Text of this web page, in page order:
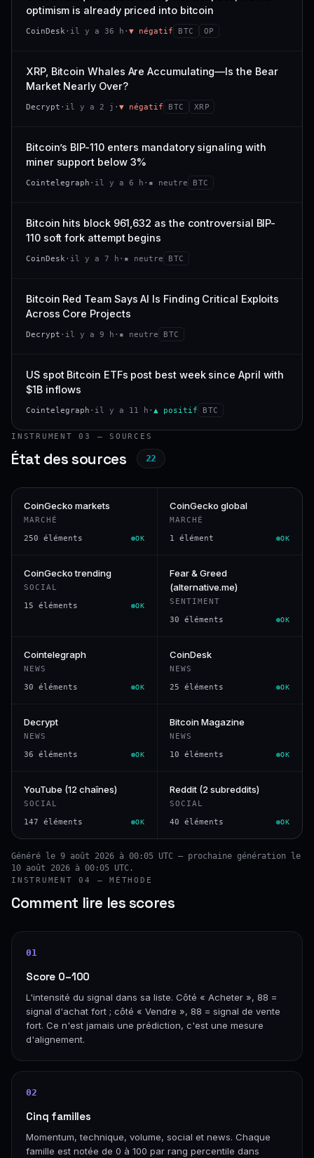
CONFIANCE
VAR. 7 J VAR. 30 J
CONFIANCE
momentum 24 h dégradé (+0,0 %), volume 24 h atone
(0,9 % de sa capitalisation échangés).
538 M$ 4,7 M$
−2,9 % −1,9 %
−50,0 % #93
CONFIANCE
optimism is already priced into bitcoin
CoinDesk · il y a 36 h · ▼ négatif BTC OP
XRP, Bitcoin Whales Are Accumulating—Is the Bear
Market Nearly Over?
Decrypt · il y a 2 j · ▼ négatif BTC XRP
Bitcoin’s BIP-110 enters mandatory signaling with
miner support below 3%
Cointelegraph · il y a 6 h · ▪ neutre BTC
Bitcoin hits block 961,632 as the controversial BIP-
110 soft fork attempt begins
CoinDesk · il y a 7 h · ▪ neutre BTC
Bitcoin Red Team Says AI Is Finding Critical Exploits
Across Core Projects
Decrypt · il y a 9 h · ▪ neutre BTC
US spot Bitcoin ETFs post best week since April with
$1B inflows
Cointelegraph · il y a 11 h · ▲ positif BTC
INSTRUMENT 03 — SOURCES
État des sources 22
CoinGecko markets
MARCHÉ
250 éléments OK
CoinGecko global
MARCHÉ
1 élément OK
CoinGecko trending
SOCIAL
15 éléments OK
Fear & Greed
(alternative.me)
SENTIMENT
30 éléments OK
Cointelegraph
NEWS
30 éléments OK
CoinDesk
NEWS
25 éléments OK
Decrypt
NEWS
36 éléments OK
Bitcoin Magazine
NEWS
10 éléments OK
YouTube (12 chaînes)
SOCIAL
147 éléments OK
Reddit (2 subreddits)
SOCIAL
40 éléments OK
Généré le 9 août 2026 à 00:05 UTC — prochaine génération le
10 août 2026 à 00:05 UTC.
INSTRUMENT 04 — MÉTHODE
Comment lire les scores
01
Score 0–100
L'intensité du signal dans sa liste. Côté « Acheter », 88 =
signal d'achat fort ; côté « Vendre », 88 = signal de vente
fort. Ce n'est jamais une prédiction, c'est une mesure
d'alignement.
02
Cinq familles
Momentum, technique, volume, social et news. Chaque
famille est notée de 0 à 100 par rang percentile dans